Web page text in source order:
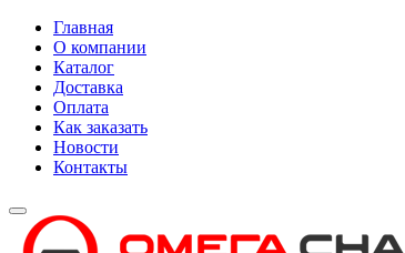
Главная
О компании
Каталог
Доставка
Оплата
Как заказать
Новости
Контакты